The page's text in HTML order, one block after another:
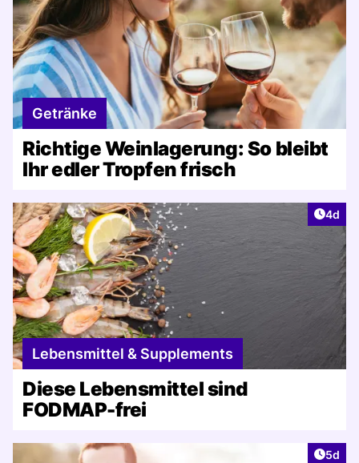
Getränke
Richtige Weinlagerung: So bleibt
Ihr edler Tropfen frisch
4d
Lebensmittel & Supplements
Diese Lebensmittel sind
FODMAP-frei
5d